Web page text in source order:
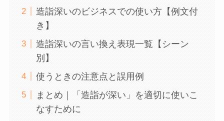
造詣深いのビジネスでの使い方【例文付
き】
造詣深いの言い換え表現一覧【シーン
別】
使うときの注意点と誤用例
まとめ｜「造詣が深い」を適切に使いこ
なすために